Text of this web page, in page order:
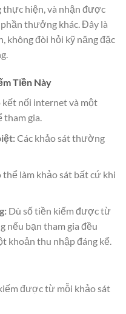
hiện, và nhận được
thưởng khác. Đây là
không đòi hỏi kỹ năng đặc
Tiền Này
kết nối internet và một
gia.
Các khảo sát thường
thể làm khảo sát bất cứ khi
Dù số tiền kiếm được từ
nếu bạn tham gia đều
khoản thu nhập đáng kể.
được từ mỗi khảo sát